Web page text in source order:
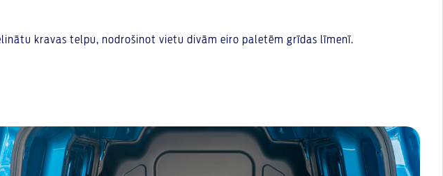
kravas telpu, nodrošinot vietu divām eiro paletēm grīdas līmenī.